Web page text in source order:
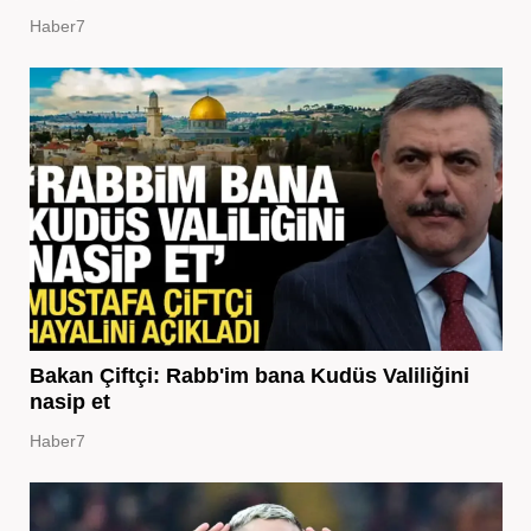
Haber7
Bakan Çiftçi: Rabb'im bana Kudüs Valiliğini
nasip et
Haber7